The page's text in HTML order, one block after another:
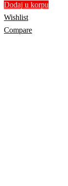
Dodaj u korpu
Wishlist
Compare